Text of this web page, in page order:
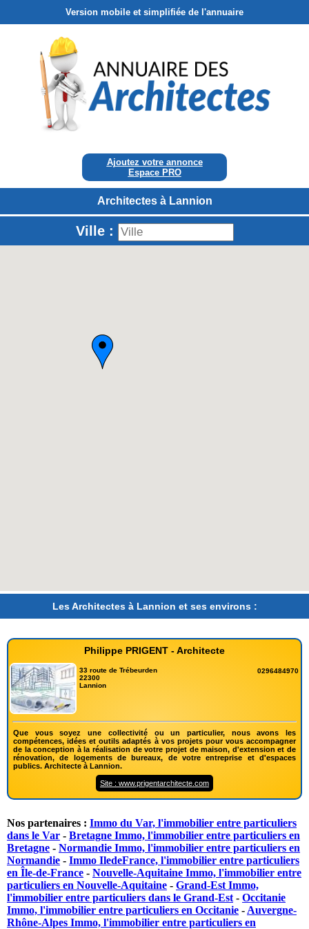
Version mobile et simplifiée de l'annuaire
Ajoutez votre annonce
Espace PRO
Architectes à Lannion
Ville :
Les Architectes à Lannion et ses environs :
Philippe PRIGENT - Architecte
33 route de Trébeurden
22300
Lannion
0296484970
Que vous soyez une collectivité ou un particulier, nous avons les
compétences, idées et outils adaptés à vos projets pour vous accompagner
de la conception à la réalisation de votre projet de maison, d'extension et de
rénovation, de logements de bureaux, de votre entreprise et d'espaces
publics. Architecte à Lannion.
Site : www.prigentarchitecte.com
Nos partenaires : Immo du Var, l'immobilier entre particuliers
dans le Var - Bretagne Immo, l'immobilier entre particuliers en
Bretagne - Normandie Immo, l'immobilier entre particuliers en
Normandie - Immo IledeFrance, l'immobilier entre particuliers
en Île-de-France - Nouvelle-Aquitaine Immo, l'immobilier entre
particuliers en Nouvelle-Aquitaine - Grand-Est Immo,
l'immobilier entre particuliers dans le Grand-Est - Occitanie
Immo, l'immobilier entre particuliers en Occitanie - Auvergne-
Rhône-Alpes Immo, l'immobilier entre particuliers en